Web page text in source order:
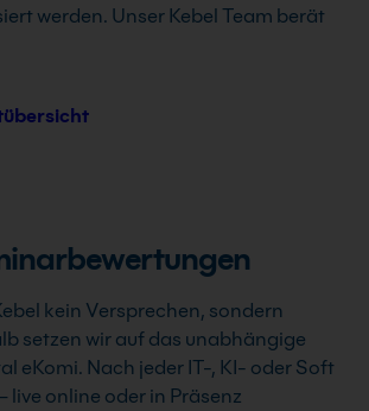
werden. Unser Kebel Team berät
kein Versprechen, sondern
setzen wir auf das unabhängige
eKomi. Nach jeder IT-, KI- oder Soft
live online oder in Präsenz